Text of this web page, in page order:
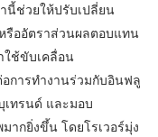
นี้ช่วยให้ปรับเปลี่ยน
รืออัตราส่วนผลตอบแทน
ใช้ขับเคลื่อน
อการทำงานร่วมกับอินฟลู
เทรนด์ และมอบ
กยิ่งขึ้น โดยโรเวอร์มุ่ง